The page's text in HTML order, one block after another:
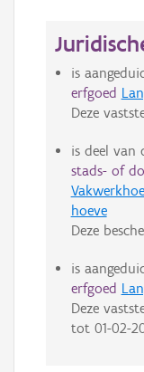
is
erfgoed
Deze
is deel van
stads- of
hoeve
Deze
is
erfgoed
Deze
tot 01-02-